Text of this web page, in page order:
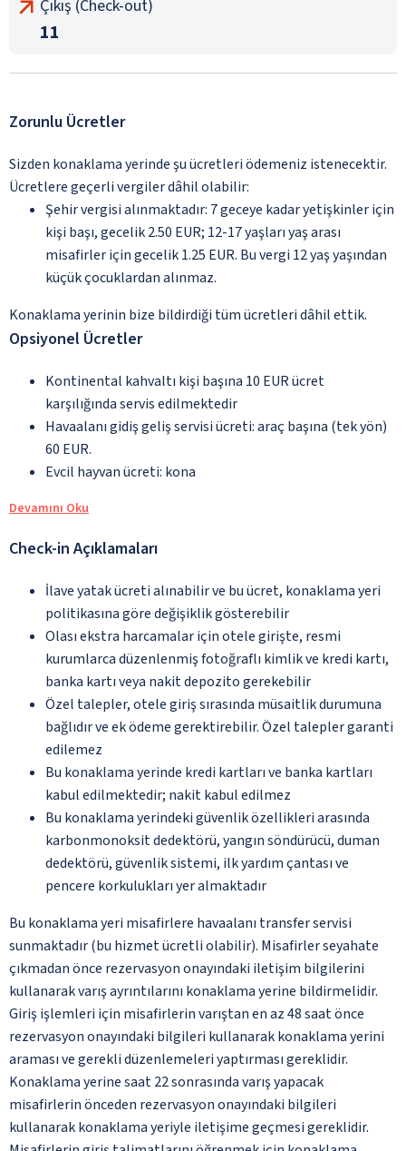
Çıkış (Check-out)
11
Zorunlu Ücretler
Sizden konaklama yerinde şu ücretleri ödemeniz istenecektir.
Ücretlere geçerli vergiler dâhil olabilir:
Şehir vergisi alınmaktadır: 7 geceye kadar yetişkinler için
kişi başı, gecelik 2.50 EUR; 12-17 yaşları yaş arası
misafirler için gecelik 1.25 EUR. Bu vergi 12 yaş yaşından
küçük çocuklardan alınmaz.
Konaklama yerinin bize bildirdiği tüm ücretleri dâhil ettik.
Opsiyonel Ücretler
Kontinental kahvaltı kişi başına 10 EUR ücret
karşılığında servis edilmektedir
Havaalanı gidiş geliş servisi ücreti: araç başına (tek yön)
60 EUR.
Evcil hayvan ücreti: kona
Devamını Oku
Check-in Açıklamaları
İlave yatak ücreti alınabilir ve bu ücret, konaklama yeri
politikasına göre değişiklik gösterebilir
Olası ekstra harcamalar için otele girişte, resmi
kurumlarca düzenlenmiş fotoğraflı kimlik ve kredi kartı,
banka kartı veya nakit depozito gerekebilir
Özel talepler, otele giriş sırasında müsaitlik durumuna
bağlıdır ve ek ödeme gerektirebilir. Özel talepler garanti
edilemez
Bu konaklama yerinde kredi kartları ve banka kartları
kabul edilmektedir; nakit kabul edilmez
Bu konaklama yerindeki güvenlik özellikleri arasında
karbonmonoksit dedektörü, yangın söndürücü, duman
dedektörü, güvenlik sistemi, ilk yardım çantası ve
pencere korkulukları yer almaktadır
Bu konaklama yeri misafirlere havaalanı transfer servisi
sunmaktadır (bu hizmet ücretli olabilir). Misafirler seyahate
çıkmadan önce rezervasyon onayındaki iletişim bilgilerini
kullanarak varış ayrıntılarını konaklama yerine bildirmelidir.
Giriş işlemleri için misafirlerin varıştan en az 48 saat önce
rezervasyon onayındaki bilgileri kullanarak konaklama yerini
araması ve gerekli düzenlemeleri yaptırması gereklidir.
Konaklama yerine saat 22 sonrasında varış yapacak
misafirlerin önceden rezervasyon onayındaki bilgileri
kullanarak konaklama yeriyle iletişime geçmesi gereklidir.